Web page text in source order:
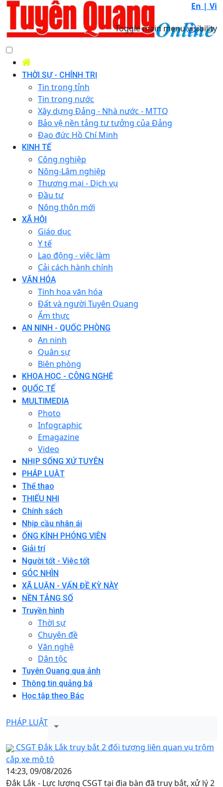
En | Vi
Toggle main menu visibility
THỜI SỰ - CHÍNH TRỊ
Tin trong tỉnh
Tin trong nước
Xây dựng Đảng - Nhà nước - MTTQ
Bảo vệ nền tảng tư tưởng của Đảng
Đạo đức Hồ Chí Minh
KINH TẾ
Công nghiệp
Nông-Lâm nghiệp
Thương mại - Dịch vụ
Đầu tư
Nông thôn mới
XÃ HỘI
Giáo dục
Y tế
Lao động - việc làm
Cải cách hành chính
VĂN HÓA
Tinh hoa văn hóa
Đất và người Tuyên Quang
Ẩm thực
AN NINH - QUỐC PHÒNG
An ninh
Quân sự
Biên phòng
KHOA HỌC - CÔNG NGHỆ
QUỐC TẾ
MULTIMEDIA
Photo
Infographic
Emagazine
Video
NHỊP SỐNG XỨ TUYÊN
PHÁP LUẬT
Thể thao
THIẾU NHI
Chính sách
Nhịp cầu nhân ái
ỐNG KÍNH PHÓNG VIÊN
Giải trí
Người tốt - Việc tốt
GÓC NHÌN
XÃ LUẬN - VẤN ĐỀ KỲ NÀY
NỀN TẢNG SỐ
Truyền hình
Thời sự
Chuyên đề
Văn nghệ
Dân tộc
Tuyên Quang qua ảnh
Thông tin quảng bá
Học tập theo Bác
PHÁP LUẬT
CSGT Đắk Lắk truy bắt 2 đối tượng liên quan vụ trộm
cắp xe mô tô
14:23, 09/08/2026
Đắk Lắk - Lực lượng CSGT tại địa bàn đã truy bắt, xử lý 2